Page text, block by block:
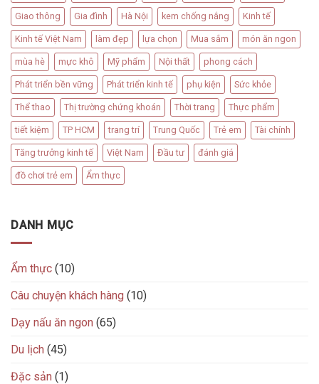
Giao thông Gia đình Hà Nội kem chống nắng Kinh tế
Kinh tế Việt Nam làm đẹp lựa chọn Mua sắm món ăn ngon
mùa hè mực khô Mỹ phẩm Nội thất phong cách
Phát triển bền vững Phát triển kinh tế phụ kiện Sức khỏe
Thể thao Thị trường chứng khoán Thời trang Thực phẩm
tiết kiệm TP HCM trang trí Trung Quốc Trẻ em Tài chính
Tăng trưởng kinh tế Việt Nam Đầu tư đánh giá
đồ chơi trẻ em Ẩm thực
DANH MỤC
Ẩm thực (10)
Câu chuyện khách hàng (10)
Dạy nấu ăn ngon (65)
Du lịch (45)
Đặc sản (1)